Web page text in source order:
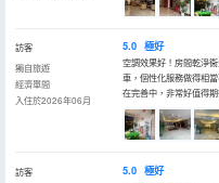
訪客
獨自旅遊
經濟單間
入住於2026年06月
5.0 極好
空調效果好！房間乾淨
車，個性化服務做得相
在完善中，非常好值得期
訪客
5.0 極好